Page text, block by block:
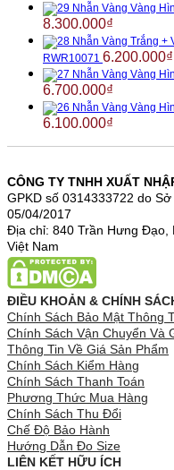
Nhẫn Vàng Vàng
8.300.000₫
Nhẫn Vàng Trắng +
RWR10071 6.200.000₫
Nhẫn Vàng Vàng
6.700.000₫
Nhẫn Vàng Vàng
6.100.000₫
CÔNG TY TNHH XUẤT
GPKD số 0314333722 do
05/04/2017
Địa chỉ: 840 Trần Hưng Đạo,
Việt Nam
ĐIỀU KHOẢN & CHÍNH
Chính Sách Bảo Mật Thông
Chính Sách Vận Chuyển Và
Thông Tin Về Giá Sản Phẩm
Chính Sách Kiểm Hàng
Chính Sách Thanh Toán
Phương Thức Mua Hàng
Chính Sách Thu Đổi
Chế Độ Bảo Hành
Hướng Dẫn Đo Size
LIÊN KẾT HỮU ÍCH